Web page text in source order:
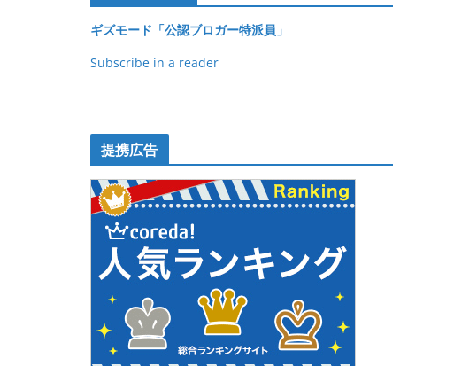
e
b
k
er et
ギズモード「公認ブロガー特派員」
Subscribe in a reader
提携広告